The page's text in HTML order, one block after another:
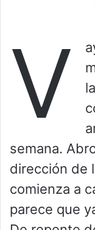
V
semana.
dirección de
comienza a
parece que